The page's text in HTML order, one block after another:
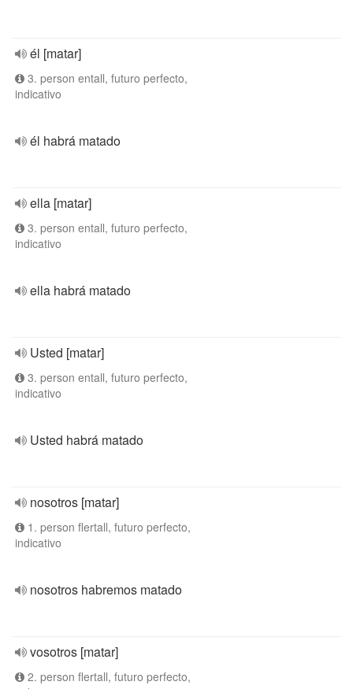
él [matar]
3. person entall, futuro perfecto,
indicativo
él habrá matado
ella [matar]
3. person entall, futuro perfecto,
indicativo
ella habrá matado
Usted [matar]
3. person entall, futuro perfecto,
indicativo
Usted habrá matado
nosotros [matar]
1. person flertall, futuro perfecto,
indicativo
nosotros habremos matado
vosotros [matar]
2. person flertall, futuro perfecto,